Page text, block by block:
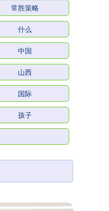
常胜策略
什么
中国
山西
国际
孩子